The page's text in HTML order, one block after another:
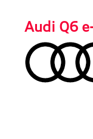
Audi Q6
Bildergalerie